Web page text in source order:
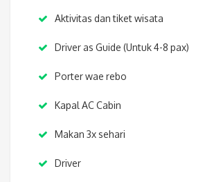
Aktivitas dan tiket wisata
Driver as Guide (Untuk 4-8 pax)
Porter wae rebo
Kapal AC Cabin
Makan 3x sehari
Driver